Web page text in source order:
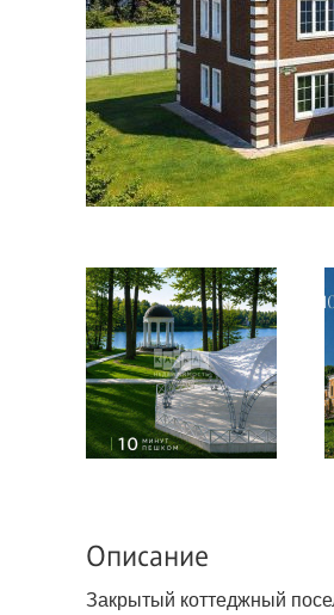
Описание
Закрытый коттеджный